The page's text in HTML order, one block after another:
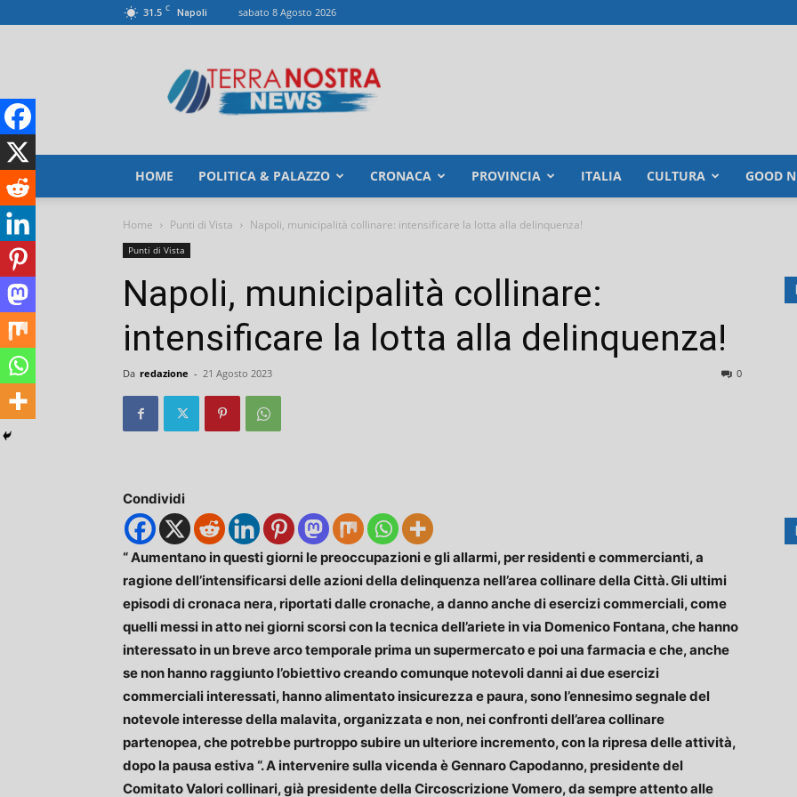
31.5 C Napoli sabato 8 Agosto 2026
HOME POLITICA & PALAZZO CRONACA PROVINCIA ITALIA CULTURA GOOD
Home Punti di Vista Napoli, municipalità collinare: intensificare la lotta alla delinquenza!
Punti di Vista
Napoli, municipalità collinare:
intensificare la lotta alla delinquenza!
Da redazione - 21 Agosto 2023 0
Condividi
“ Aumentano in questi giorni le preoccupazioni e gli allarmi, per residenti e commercianti, a
ragione dell’intensificarsi delle azioni della delinquenza nell’area collinare della Città. Gli ultimi
episodi di cronaca nera, riportati dalle cronache, a danno anche di esercizi commerciali, come
quelli messi in atto nei giorni scorsi con la tecnica dell’ariete in via Domenico Fontana, che hanno
interessato in un breve arco temporale prima un supermercato e poi una farmacia e che, anche
se non hanno raggiunto l’obiettivo creando comunque notevoli danni ai due esercizi
commerciali interessati, hanno alimentato insicurezza e paura, sono l’ennesimo segnale del
notevole interesse della malavita, organizzata e non, nei confronti dell’area collinare
partenopea, che potrebbe purtroppo subire un ulteriore incremento, con la ripresa delle attività,
dopo la pausa estiva “. A intervenire sulla vicenda è Gennaro Capodanno, presidente del
Comitato Valori collinari, già presidente della Circoscrizione Vomero, da sempre attento alle